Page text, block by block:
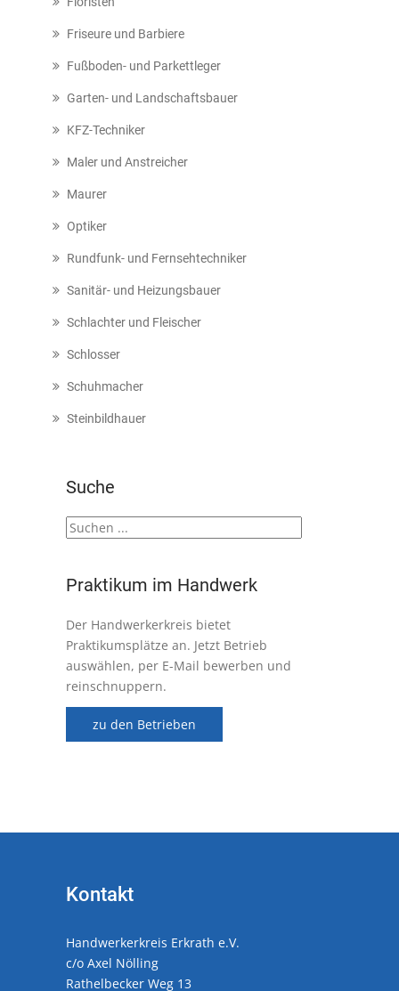
Friseure und Barbiere
Fußboden- und Parkettleger
Garten- und Landschaftsbauer
KFZ-Techniker
Maler und Anstreicher
Maurer
Optiker
Rundfunk- und Fernsehtechniker
Sanitär- und Heizungsbauer
Schlachter und Fleischer
Schlosser
Schuhmacher
Steinbildhauer
Suche
Praktikum im Handwerk
Der Handwerkerkreis bietet
Praktikumsplätze an. Jetzt Betrieb
auswählen, per E-Mail bewerben und
reinschnuppern.
zu den Betrieben
Kontakt
Handwerkerkreis Erkrath e.V.
c/o Axel Nölling
Rathelbecker Weg 13